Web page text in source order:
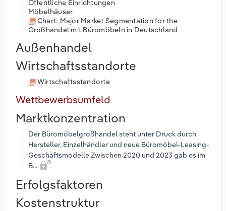
Öffentliche Einrichtungen
Möbelhäuser
Chart: Major Market Segmentation for the
Großhandel mit Büromöbeln in Deutschland
Außenhandel
Wirtschaftsstandorte
Wirtschaftsstandorte
Wettbewerbsumfeld
Marktkonzentration
Der Büromöbelgroßhandel steht unter Druck durch
Hersteller, Einzelhändler und neue Büromöbel-Leasing-
Geschäftsmodelle Zwischen 2020 und 2023 gab es im
B...
Erfolgsfaktoren
Kostenstruktur